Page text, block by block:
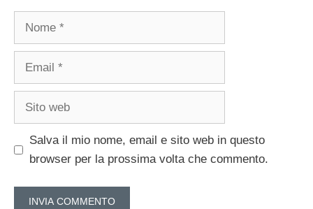
Nome
Email
Sito
Salva il mio nome, email e sito web in questo
browser per la prossima volta che commento.